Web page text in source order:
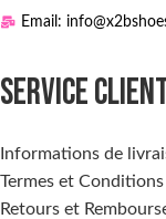
Email:
SERVICE
Informations de
Termes et Conditions
Retours et